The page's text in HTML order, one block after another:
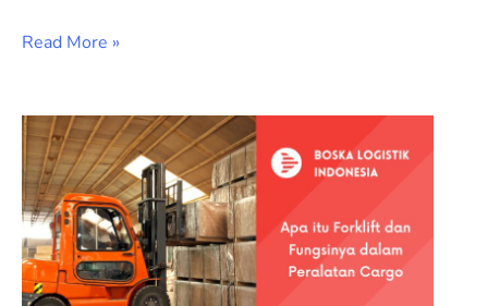
Read More »
Apa
itu
Forklift
dan
Fungsinya
dalam